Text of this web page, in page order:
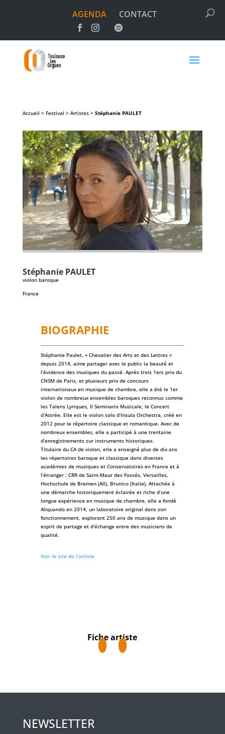
AGENDA CONTACT
Accueil > Festival > Artistes > Stéphanie PAULET
©DR
Stéphanie PAULET
violon baroque
France
BIOGRAPHIE
Stéphanie Paulet, « Chevalier des Arts et des Lettres »
depuis 2014, aime partager avec le public la beauté et
l’évidence des musiques du passé. Après trois 1ers prix du
CNSM de Paris, et plusieurs prix de concours
internationaux en musique de chambre, elle a été le 1er
violon de nombreux ensembles baroques reconnus comme
les Talens Lyriques, Il Seminario Musicale, le Concert
d’Astrée. Elle est le violon solo d’Insula Orchestra, créé en
2012 pour le répertoire classique et romantique. Avec de
nombreux ensembles, elle a participé à une trentaine
d’enregistrements sur instruments historiques.
Titulaire du CA de violon, elle a enseigné plus de dix ans
les répertoires baroque et classique dans diverses
académies de musiques et Conservatoires en France et à
l’étranger : CRR de Saint-Maur des Fossés, Versailles,
Hochschule de Bremen (All), Brunico (Italie). Attachée à
une démarche historiquement éclairée et riche d’une
longue expérience en musique de chambre, elle a fondé
Aliquando en 2014, un laboratoire original dans son
fonctionnement, explorant 250 ans de musique dans un
esprit de partage et d’échange entre des musiciens de
qualité.
Voir le site de l'artiste
Fiche artiste
NEWSLETTER